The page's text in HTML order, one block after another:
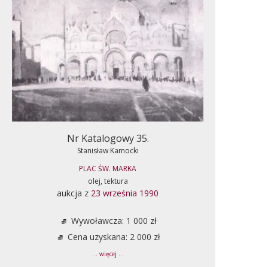
Nr Katalogowy 35.
Stanisław Kamocki
PLAC ŚW. MARKA
olej, tektura
aukcja z 23 września 1990
Wywoławcza: 1 000 zł
Cena uzyskana: 2 000 zł
... więcej ...